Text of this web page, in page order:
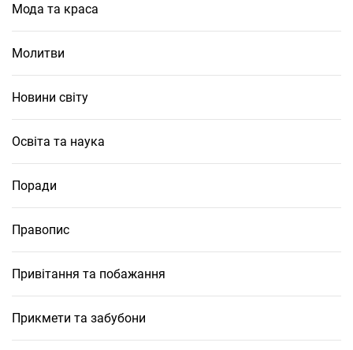
Мода та краса
Молитви
Новини світу
Освіта та наука
Поради
Правопис
Привітання та побажання
Прикмети та забубони